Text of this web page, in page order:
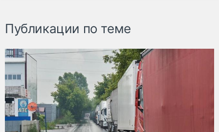
Публикации по теме